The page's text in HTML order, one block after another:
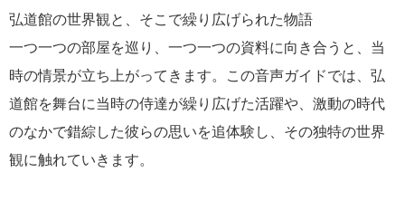
弘道館の世界観と、そこで繰り広げられた物語
一つ一つの部屋を巡り、一つ一つの資料に向き合うと、当
時の情景が立ち上がってきます。この音声ガイドでは、弘
道館を舞台に当時の侍達が繰り広げた活躍や、激動の時代
のなかで錯綜した彼らの思いを追体験し、その独特の世界
観に触れていきます。